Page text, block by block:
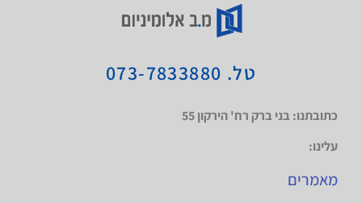
טל. 073-7833880
כתובתנו: בני ברק רח' הירקון 55
עלינו:
מאמרים